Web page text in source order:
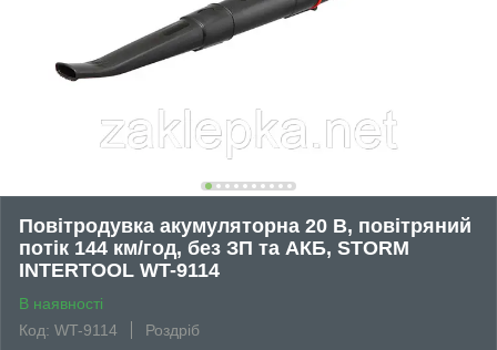
Повітродувка акумуляторна 20 В, повітряний
потік 144 км/год, без ЗП та АКБ, STORM
INTERTOOL WT-9114
В наявності
Код: WT-9114
Роздріб